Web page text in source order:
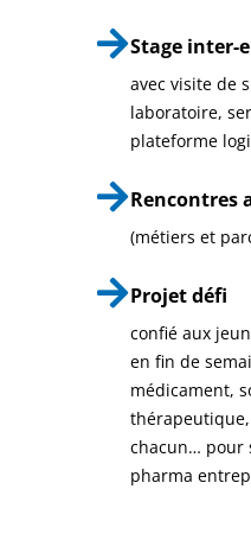
Stage inter-
avec visite de
laboratoire,
plateforme
Rencontres
(métiers et
Projet défi
confié aux
en fin de
médicament,
chacun… pour
pharma